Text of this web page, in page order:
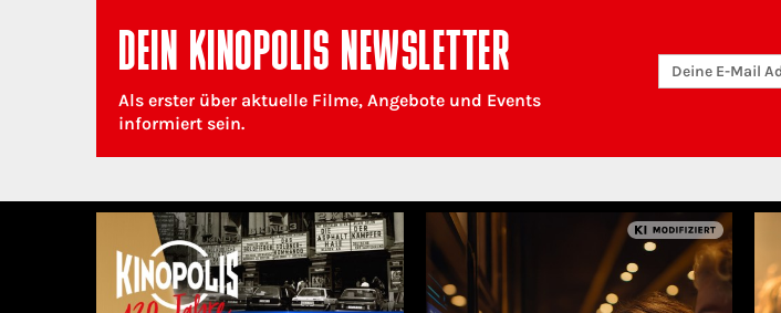
DEIN KINOPOLIS NEWSLETTER
Als erster über aktuelle Filme, Angebote und Events
informiert sein.